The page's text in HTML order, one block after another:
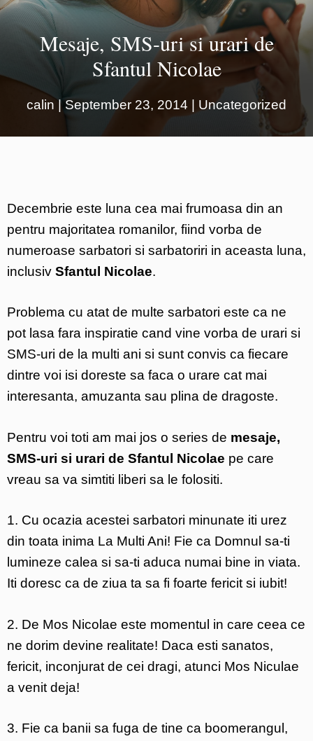
Mesaje, SMS-uri si urari de
Sfantul Nicolae
calin | September 23, 2014 | Uncategorized
Decembrie este luna cea mai frumoasa din an
pentru majoritatea romanilor, fiind vorba de
numeroase sarbatori si sarbatoriri in aceasta luna,
inclusiv Sfantul Nicolae.
Problema cu atat de multe sarbatori este ca ne
pot lasa fara inspiratie cand vine vorba de urari si
SMS-uri de la multi ani si sunt convis ca fiecare
dintre voi isi doreste sa faca o urare cat mai
interesanta, amuzanta sau plina de dragoste.
Pentru voi toti am mai jos o series de mesaje,
SMS-uri si urari de Sfantul Nicolae pe care
vreau sa va simtiti liberi sa le folositi.
1. Cu ocazia acestei sarbatori minunate iti urez
din toata inima La Multi Ani! Fie ca Domnul sa-ti
lumineze calea si sa-ti aduca numai bine in viata.
Iti doresc ca de ziua ta sa fi foarte fericit si iubit!
2. De Mos Nicolae este momentul in care ceea ce
ne dorim devine realitate! Daca esti sanatos,
fericit, inconjurat de cei dragi, atunci Mos Niculae
a venit deja!
3. Fie ca banii sa fuga de tine ca boomerangul,